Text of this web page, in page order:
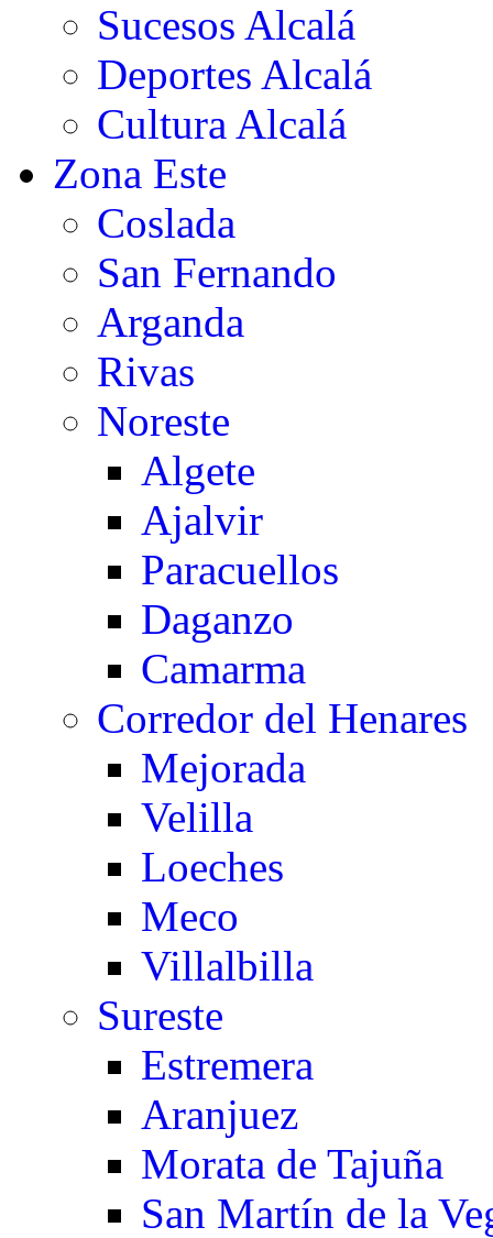
Sucesos Alcalá
Deportes Alcalá
Cultura Alcalá
Zona Este
Coslada
San Fernando
Arganda
Rivas
Noreste
Algete
Ajalvir
Paracuellos
Daganzo
Camarma
Corredor del Henares
Mejorada
Velilla
Loeches
Meco
Villalbilla
Sureste
Estremera
Aranjuez
Morata de Tajuña
San Martín de la